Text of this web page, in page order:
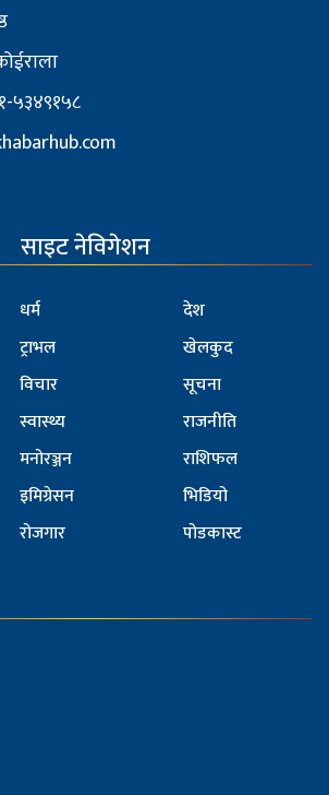
५३४९१५८
साइट नेविगेशन
धर्म
ट्राभल
विचार
स्वास्थ्य
मनोरञ्जन
इमिग्रेसन
रोजगार
देश
खेलकुद
सूचना
राजनीति
राशिफल
भिडियो
पोडकास्ट